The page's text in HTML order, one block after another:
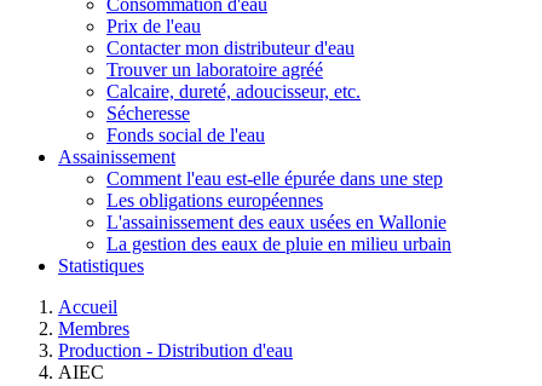
Prix de l'eau
Contacter mon distributeur d'eau
Trouver un laboratoire agréé
Calcaire, dureté, adoucisseur, etc.
Sécheresse
Fonds social de l'eau
Assainissement
Comment l'eau est-elle épurée dans une step
Les obligations européennes
L'assainissement des eaux usées en Wallonie
La gestion des eaux de pluie en milieu urbain
Statistiques
Accueil
Membres
Production - Distribution d'eau
AIEC